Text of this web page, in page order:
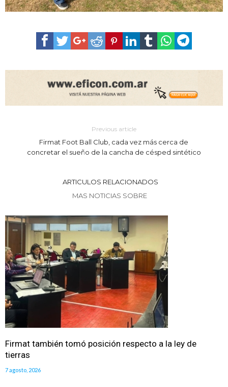
Previous article
Firmat Foot Ball Club, cada vez más cerca de
concretar el sueño de la cancha de césped sintético
ARTICULOS RELACIONADOS
MAS NOTICIAS SOBRE
Firmat también tomó posición respecto a la ley de
tierras
7 agosto, 2026